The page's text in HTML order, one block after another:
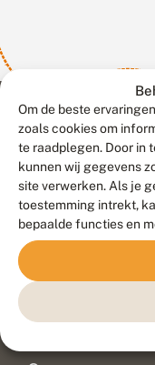
Om de beste
zoals cookies om
te raadplegen. Door in
kunnen wij gegevens
site verwerken. Als je
toestemming intrekt,
bepaalde functies en
Contact
Veelgestelde
Doneer
Meld
©
Duurzaam